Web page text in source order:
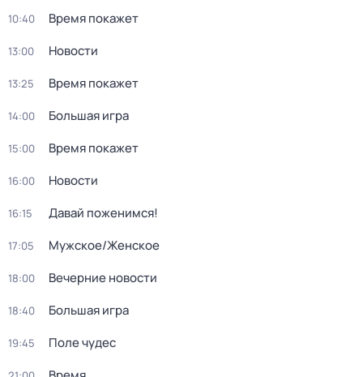
10:40 Время покажет
13:00 Новости
13:25 Время покажет
14:00 Большая игра
15:00 Время покажет
16:00 Новости
16:15 Давай поженимся!
17:05 Мужское/Женское
18:00 Вечерние новости
18:40 Большая игра
19:45 Поле чудес